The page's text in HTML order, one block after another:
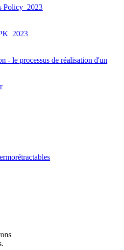
Policy_2023
- le processus de réalisation d'un